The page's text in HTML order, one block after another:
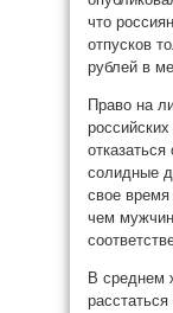
что
отпусков
рублей в
Право на
солидные
свое
чем
В среднем